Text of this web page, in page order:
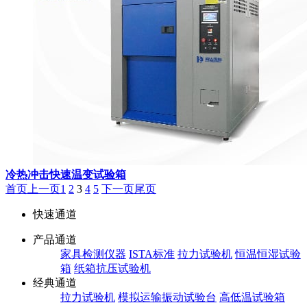
冷热冲击快速温变试验箱
首页 上一页1 2 3 4 5 下一页尾页
快速通道
产品通道
家具检测仪器 ISTA标准 拉力试验机 恒温恒湿试验
箱 纸箱抗压试验机
经典通道
拉力试验机 模拟运输振动试验台 高低温试验箱